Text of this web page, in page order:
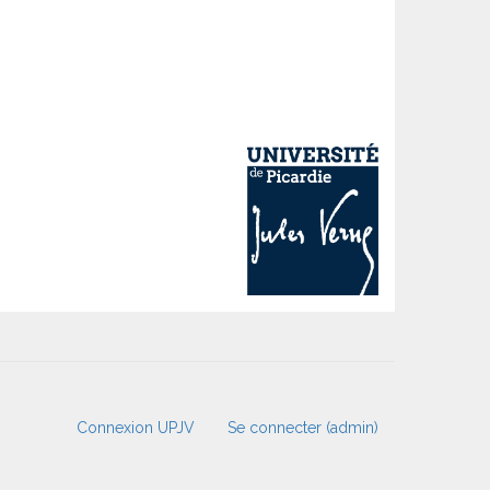
Connexion UPJV Se connecter (admin)